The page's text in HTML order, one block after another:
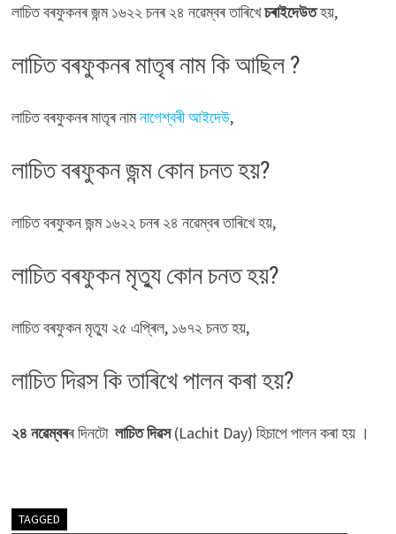
লাচিত বৰফুকনৰ জন্ম ১৬২২ চনৰ ২৪ নৱেম্বৰ তাৰিখেচৰাইদেউতহয়,
লাচিত বৰফুকনৰ মাতৃৰ নাম কি আছিল ?
লাচিত বৰফুকনৰ মাতৃৰ নামনাগেশ্বৰী আইদেউ,
লাচিত বৰফুকন জন্ম কোন চনত হয়?
লাচিত বৰফুকন জন্ম ১৬২২ চনৰ ২৪ নৱেম্বৰ তাৰিখে হয়,
লাচিত বৰফুকন মৃত্যু কোন চনত হয়?
লাচিত বৰফুকন মৃত্যু ২৫ এপ্ৰিল, ১৬৭২ চনত হয়,
লাচিত দিৱস কি তাৰিখে পালন কৰা হয়?
২৪ নৱেম্বৰৰ দিনটো লাচিত দিৱস(Lachit Day) হিচাপে পালন কৰা হয় ।
TAGGED